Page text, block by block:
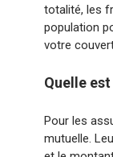
totalité, les
population
votre
Quelle
Pour les
mutuelle.